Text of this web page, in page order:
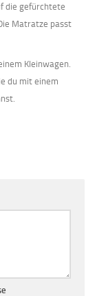
die gefürchtete
Matratze passt
Kleinwagen.
du mit einem